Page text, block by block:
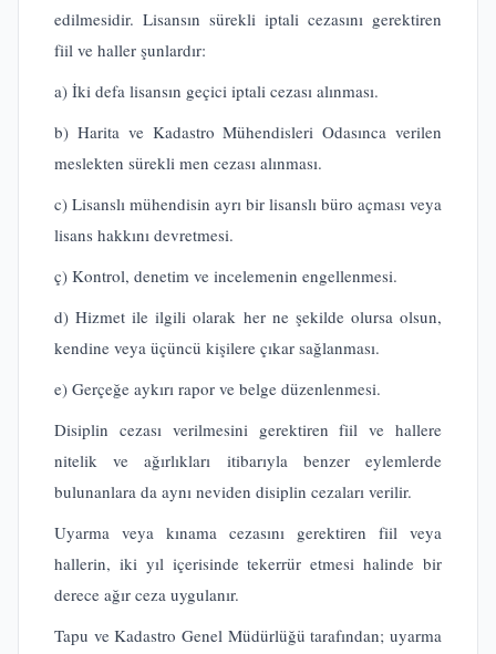
edilmesidir. Lisansın sürekli iptali cezasını gerektiren
fiil ve haller şunlardır:
a) İki defa lisansın geçici iptali cezası alınması.
b) Harita ve Kadastro Mühendisleri Odasınca verilen
meslekten sürekli men cezası alınması.
c) Lisanslı mühendisin ayrı bir lisanslı büro açması veya
lisans hakkını devretmesi.
ç) Kontrol, denetim ve incelemenin engellenmesi.
d) Hizmet ile ilgili olarak her ne şekilde olursa olsun,
kendine veya üçüncü kişilere çıkar sağlanması.
e) Gerçeğe aykırı rapor ve belge düzenlenmesi.
Disiplin cezası verilmesini gerektiren fiil ve hallere
nitelik ve ağırlıkları itibarıyla benzer eylemlerde
bulunanlara da aynı neviden disiplin cezaları verilir.
Uyarma veya kınama cezasını gerektiren fiil veya
hallerin, iki yıl içerisinde tekerrür etmesi halinde bir
derece ağır ceza uygulanır.
Tapu ve Kadastro Genel Müdürlüğü tarafından; uyarma